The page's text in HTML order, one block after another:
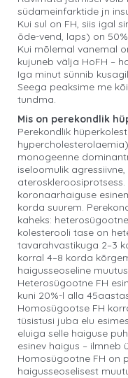
südameinfarktide jn
Kui sul on FH, siis igal
õde-vend, laps) on
Kui mõlemal vanemal
kujuneb välja HoFH –
Iga minut sünnib
Seega peaksime me
tundma.
Mis on perekondlik
Perekondlik
monogeenne
iseloomulik
koronaarhaiguse
korda suurem.
kaheks:
kolesterooli tase on
tavarahvastikuga 2–3
korral 4–8 korda
haigusseoseline
Heterosügootne FH
kuni 20%-l alla
Homosügootse FH
tüsistusi juba elu
eluiga selle haiguse
esinev haigus – ilmneb
Homosügootne FH on
haigusseoselisest